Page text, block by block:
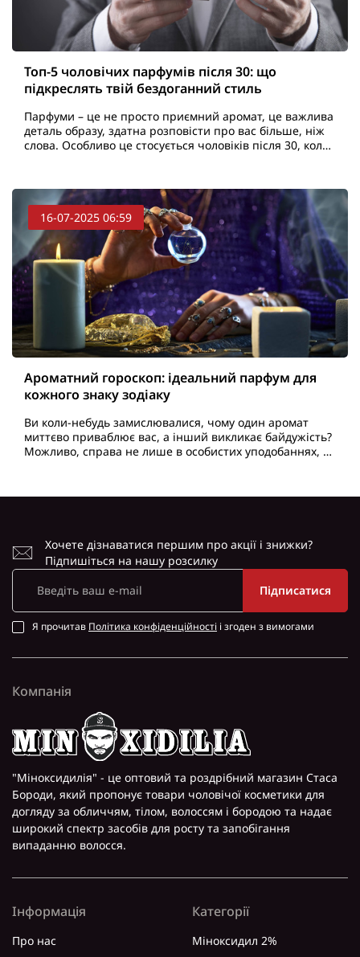
Топ-5 чоловічих парфумів після 30: що
підкреслять твій бездоганний стиль
Парфуми – це не просто приємний аромат, це важлива
деталь образу, здатна розповісти про вас більше, ніж
слова. Особливо це стосується чоловіків після 30, коли
16-07-2025 06:59
Ароматний гороскоп: ідеальний парфум для
кожного знаку зодіаку
Ви коли-небудь замислювалися, чому один аромат
миттєво приваблює вас, а інший викликає байдужість?
Можливо, справа не лише в особистих уподобаннях, а
Хочете дізнаватися першим про акції і знижки?
Підпишіться на нашу розсилку
Підписатися
Я прочитав Політика конфіденційності і згоден з вимогами
Компанія
"Міноксидилія" - це оптовий та роздрібний магазин Стаса
Бороди, який пропонує товари чоловічої косметики для
догляду за обличчям, тілом, волоссям і бородою та надає
широкий спектр засобів для росту та запобігання
випаданню волосся.
Інформація
Про нас
Категорії
Міноксидил 2%